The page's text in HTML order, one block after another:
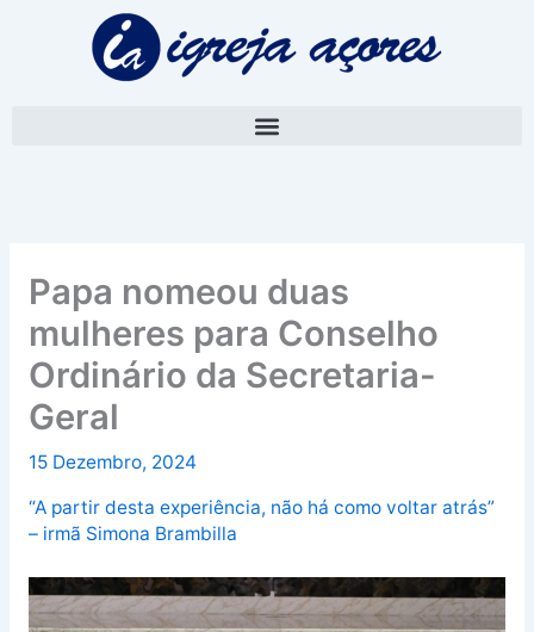
Papa nomeou duas
mulheres para Conselho
Ordinário da Secretaria-
Geral
15 Dezembro, 2024
“A partir desta experiência, não há como voltar atrás”
– irmã Simona Brambilla